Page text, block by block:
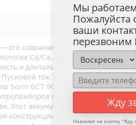
это современное решение для
Ca/Ca, данный аккумулятор
и длительный срок службы.
ток 750 А гарантирует
Sorin 6СТ 90Ач D31 обладает
или при длительных
Этот аккумулятор идеально
конструкции и технологии, Sorin
Мы
Пожалуйста
ваши
перезвоним
Жду
Нажимая на кнопку "Жду